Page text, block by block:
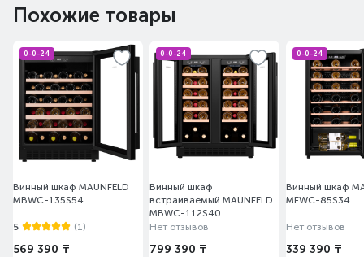
Похожие товары
0-0-24
Винный шкаф MAUNFELD
MBWC-135S54
5 (1)
569 390 ₸
0-0-24
Винный шкаф
встраиваемый MAUNFELD
MBWC-112S40
Нет отзывов
799 390 ₸
0-0-24
Винный шкаф
MFWC-85S34
Нет отзывов
339 390 ₸